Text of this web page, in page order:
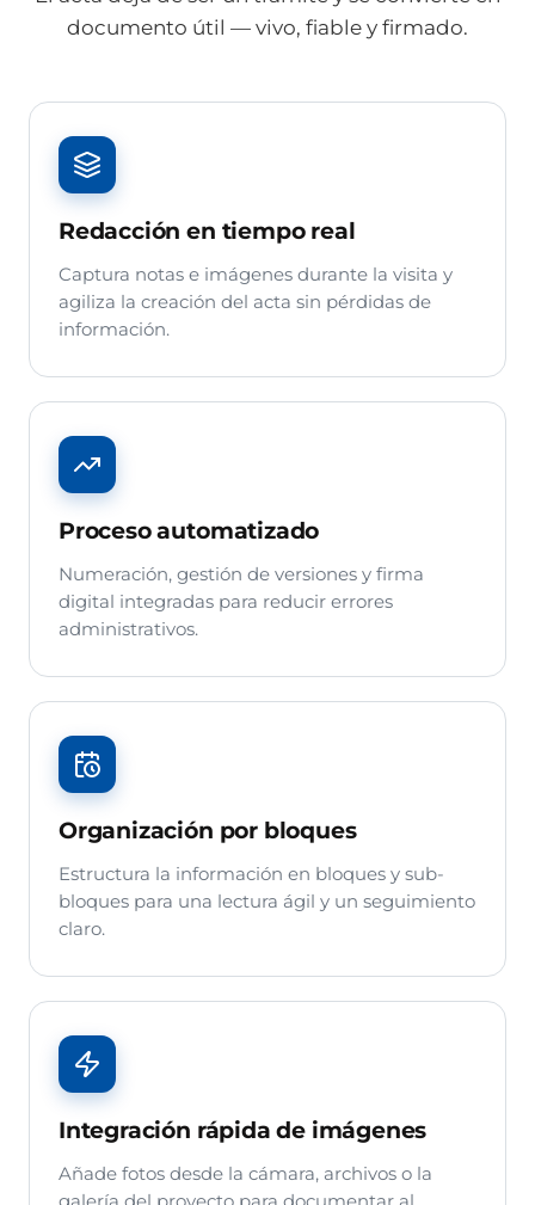
documento útil — vivo, fiable y firmado.
Redacción en tiempo real
Captura notas e imágenes durante la visita y
agiliza la creación del acta sin pérdidas de
información.
Proceso automatizado
Numeración, gestión de versiones y firma
digital integradas para reducir errores
administrativos.
Organización por bloques
Estructura la información en bloques y sub-
bloques para una lectura ágil y un seguimiento
claro.
Integración rápida de imágenes
Añade fotos desde la cámara, archivos o la
galería del proyecto para documentar al